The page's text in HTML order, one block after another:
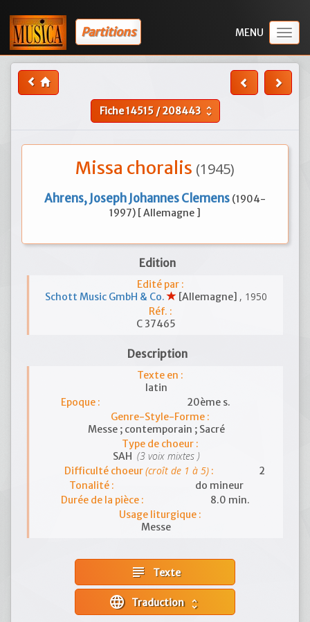
Partitions
Fiche14515/208443 unfold_more
Missa choralis (1945)
Ahrens, Joseph Johannes Clemens (1904-
1997) [ Allemagne ]
Edition
Edité par :
Schott Music GmbH & Co.
[Allemagne] , 1950
Réf. :
C 37465
Description
Texte en :
latin
Epoque :
20ème s.
Genre-Style-Forme :
Messe ; contemporain ; Sacré
Type de choeur :
SAH (3 voix mixtes )
Difficulté choeur(croît de 1 à 5):
2
Tonalité :
do mineur
Durée de la pièce :
8.0 min.
Usage liturgique :
Messe
subject Texte
language unfold_more